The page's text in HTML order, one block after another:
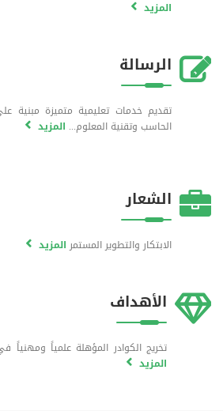
المزيد
الرسالة
تقديم خدمات تعليمية متميزة مبنية
الحاسب وتقنية المعلوم... المزيد
الشعار
الابتكار والتطوير المستمرالمزيد
الأهداف
تخريج الكوادر المؤهلة علمياً ومهنياً
المزيد